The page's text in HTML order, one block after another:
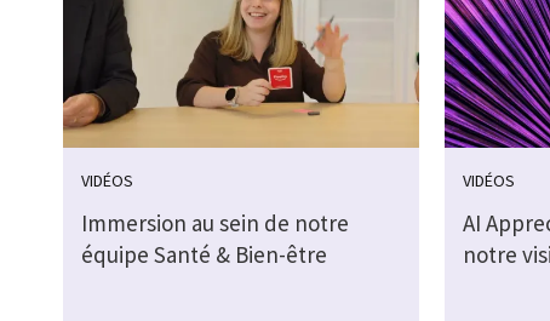
VIDÉOS
Immersion au sein de notre
équipe Santé & Bien-être
VIDÉOS
AI
notre